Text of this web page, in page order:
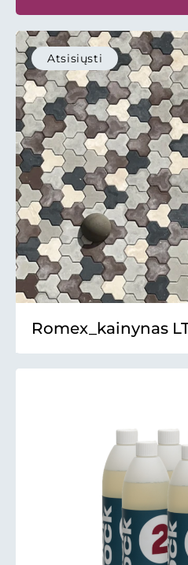
Atsisiųsti
Romex_kainynas